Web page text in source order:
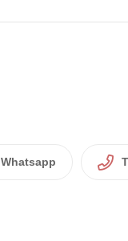
Whatsapp